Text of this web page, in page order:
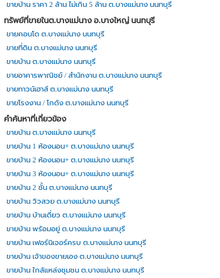
ขายบ้าน ราคา 2 ล้าน ไม่เกิน 5 ล้าน ต.บางแม่นาง นนทบุรี
ทรัพย์ที่ขายในต.บางแม่นาง อ.บางใหญ่ นนทบุรี
ขายคอนโด ต.บางแม่นาง นนทบุรี
ขายที่ดิน ต.บางแม่นาง นนทบุรี
ขายบ้าน ต.บางแม่นาง นนทบุรี
ขายอาคารพาณิชย์ / สำนักงาน ต.บางแม่นาง นนทบุรี
ขายทาวน์เฮาส์ ต.บางแม่นาง นนทบุรี
ขายโรงงาน / โกดัง ต.บางแม่นาง นนทบุรี
คำค้นหาที่เกี่ยวข้อง
ขายบ้าน ต.บางแม่นาง นนทบุรี
ขายบ้าน 1 ห้องนอน+ ต.บางแม่นาง นนทบุรี
ขายบ้าน 2 ห้องนอน+ ต.บางแม่นาง นนทบุรี
ขายบ้าน 3 ห้องนอน+ ต.บางแม่นาง นนทบุรี
ขายบ้าน 2 ชั้น ต.บางแม่นาง นนทบุรี
ขายบ้าน วิวสวย ต.บางแม่นาง นนทบุรี
ขายบ้าน บ้านเดี่ยว ต.บางแม่นาง นนทบุรี
ขายบ้าน พร้อมอยู่ ต.บางแม่นาง นนทบุรี
ขายบ้าน เฟอร์นิเจอร์ครบ ต.บางแม่นาง นนทบุรี
ขายบ้าน เจ้าของขายเอง ต.บางแม่นาง นนทบุรี
ขายบ้าน ใกล้แหล่งชุมชน ต.บางแม่นาง นนทบุรี